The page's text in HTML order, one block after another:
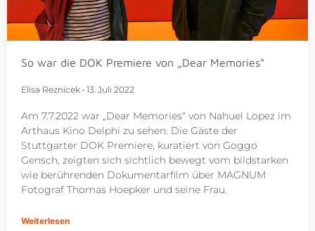
So war die DOK Premiere von „Dear Memories“
Elisa Reznicek 13. Juli 2022
Am 7.7.2022 war „Dear Memories“ von Nahuel Lopez im
Arthaus Kino Delphi zu sehen. Die Gäste der
Stuttgarter DOK Premiere, kuratiert von Goggo
Gensch, zeigten sich sichtlich bewegt vom bildstarken
wie berührenden Dokumentarfilm über MAGNUM
Fotograf Thomas Hoepker und seine Frau.
Weiterlesen